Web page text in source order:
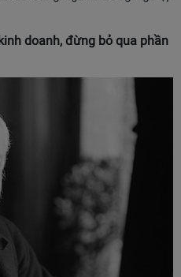
doanh, đừng bỏ qua phần